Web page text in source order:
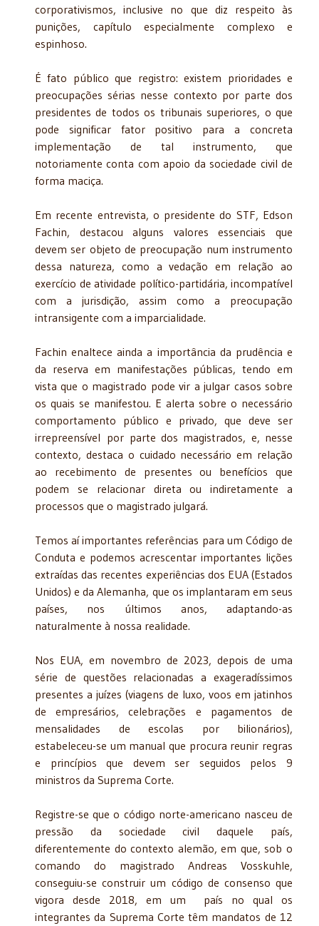
corporativismos, inclusive no que diz respeito às
punições, capítulo especialmente complexo e
espinhoso.
É fato público que registro: existem prioridades e
preocupações sérias nesse contexto por parte dos
presidentes de todos os tribunais superiores, o que
pode significar fator positivo para a concreta
implementação de tal instrumento, que
notoriamente conta com apoio da sociedade civil de
forma maciça.
Em recente entrevista, o presidente do STF, Edson
Fachin, destacou alguns valores essenciais que
devem ser objeto de preocupação num instrumento
dessa natureza, como a vedação em relação ao
exercício de atividade político-partidária, incompatível
com a jurisdição, assim como a preocupação
intransigente com a imparcialidade.
Fachin enaltece ainda a importância da prudência e
da reserva em manifestações públicas, tendo em
vista que o magistrado pode vir a julgar casos sobre
os quais se manifestou. E alerta sobre o necessário
comportamento público e privado, que deve ser
irrepreensível por parte dos magistrados, e, nesse
contexto, destaca o cuidado necessário em relação
ao recebimento de presentes ou benefícios que
podem se relacionar direta ou indiretamente a
processos que o magistrado julgará.
Temos aí importantes referências para um Código de
Conduta e podemos acrescentar importantes lições
extraídas das recentes experiências dos EUA (Estados
Unidos) e da Alemanha, que os implantaram em seus
países, nos últimos anos, adaptando-as
naturalmente à nossa realidade.
Nos EUA, em novembro de 2023, depois de uma
série de questões relacionadas a exageradíssimos
presentes a juízes (viagens de luxo, voos em jatinhos
de empresários, celebrações e pagamentos de
mensalidades de escolas por bilionários),
estabeleceu-se um manual que procura reunir regras
e princípios que devem ser seguidos pelos 9
ministros da Suprema Corte.
Registre-se que o código norte-americano nasceu de
pressão da sociedade civil daquele país,
diferentemente do contexto alemão, em que, sob o
comando do magistrado Andreas Vosskuhle,
conseguiu-se construir um código de consenso que
vigora desde 2018, em um país no qual os
integrantes da Suprema Corte têm mandatos de 12